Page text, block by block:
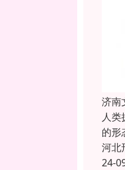
济南
人
的形
河北
24-